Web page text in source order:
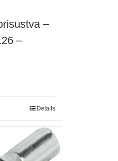
–
–
Details